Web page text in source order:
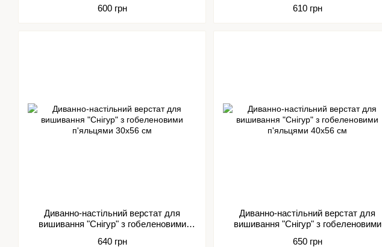
600 грн 610 грн
Диванно-настільний верстат для
вишивання "Снігур" з гобеленовими
640 грн
Диванно-настільний верстат для
вишивання "Снігур" з гобеленовими
650 грн